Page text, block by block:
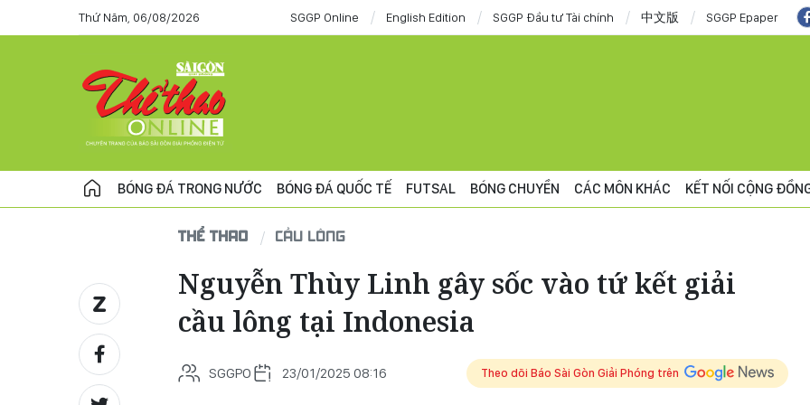
Thứ Năm, 06/08/2026 SGGP Online English Edition SGGP Đầu tư Tài chính 中文版 SGGP Epaper
BÓNG ĐÁ TRONG NƯỚC BÓNG ĐÁ QUỐC TẾ FUTSAL BÓNG CHUYỀN CÁC MÔN KHÁC KẾT NỐI CỘNG
THỂ THAO CẦU LÔNG
Nguyễn Thùy Linh gây sốc vào tứ kết giải
cầu lông tại Indonesia
SGGPO 23/01/2025 08:16 Theo dõi Báo Sài Gòn Giải Phóng trên